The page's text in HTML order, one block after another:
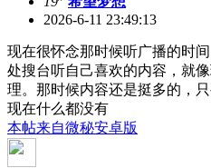
2026-6-11 23:49:13
现在很怀念那时候听广播的时
处搜台听自己喜欢的内容，就
理。那时候内容还是挺多的，
现在什么都没有
本帖来自微秘安卓版